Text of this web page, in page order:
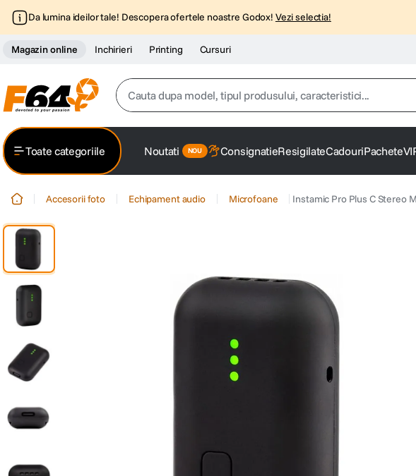
Da lumina ideilor tale! Descopera ofertele noastre Godox! Vezi selectia!
Magazin online Inchirieri Printing Cursuri
Cauta dupa model, tipul produsului, caracteristici...
2. trepied
canon sx740 hs
Toate categoriile Noutati ConsignatieResigilateCadouriPachete
Accesorii foto Echipament audio Microfoane Instamic Pro Plus C Stereo